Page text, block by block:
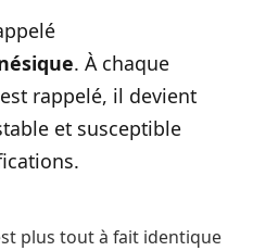
. À chaque
rappelé, il devient
et susceptible
plus tout à fait identique